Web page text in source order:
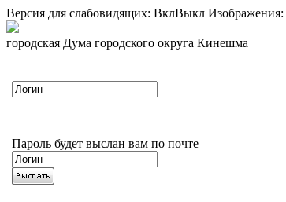
Версия для слабовидящих: ВклВыкл Изображения:
городская Дума городского округа Кинешма
Пароль будет выслан вам по почте